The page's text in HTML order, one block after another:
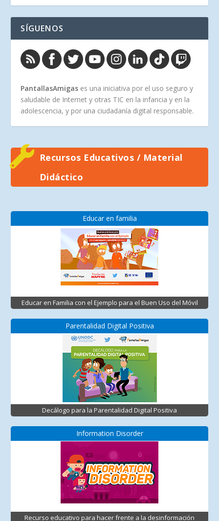
SÍGUENOS
PantallasAmigas es una iniciativa por el uso seguro y
saludable de Internet y otras TIC en la infancia y en la
adolescencia, y por una ciudadanía digital responsable.
Recursos Educativos / Material
Didáctico
Educar en familia
Educar en Familia con el Ejemplo para el Buen Uso del Móvil
Parentalidad Digital Positiva
Decálogo para la Parentalidad Digital Positiva
Information Disorder
Recurso educativo para hacer frente a la desinformación